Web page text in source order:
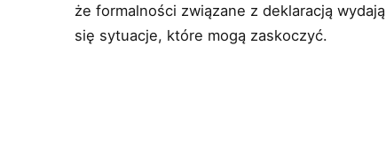
że formalności związane z deklaracją
się sytuacje, które mogą zaskoczyć.